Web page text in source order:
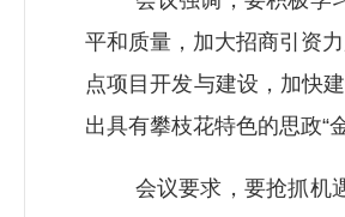
平和质量，加大招商引资
点项目开发与建设，加快
出具有攀枝花特色的思政“金
会议要求，要抢抓机遇